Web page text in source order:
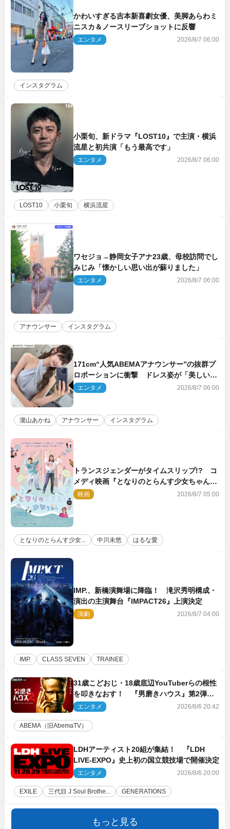
かわいすぎる吉本新喜劇女優、美脚あらわミ
ニスカ＆ノースリーブショットに反響
エンタメ 2026/8/7 06:00
インスタグラム
小栗旬、新ドラマ『LOST10』で主演・横浜
流星と初共演「もう最高です」
エンタメ 2026/8/7 06:00
LOST10 小栗旬 横浜流星
ワセジョ→静岡女子アナ23歳、母校訪問でし
みじみ「懐かしい思い出が蘇りました」
エンタメ 2026/8/7 06:00
アナウンサー インスタグラム
171cm“人気ABEMAアナウンサー”の抜群プ
ロポーションに衝撃 ドレス姿が「美しい」
「品がありすぎる」
エンタメ 2026/8/7 06:00
瀧山あかね アナウンサー インスタグラム
トランスジェンダーがタイムスリップ!? コ
メディ映画『となりのとらんす少女ちゃん』
11.7公開決定
映画 2026/8/7 05:00
となりのとらんす少女... 中川未悠 はるな愛
IMP.、新橋演舞場に降臨！ 滝沢秀明構成・
演出の主演舞台『IMPACT26』上演決定
演劇 2026/8/7 04:00
IMP. CLASS SEVEN TRAINEE
31歳こどおじ・18歳底辺YouTuberらの根性
を叩きなおす！ 『男磨きハウス』第2弾コ
ーチ陣発表
エンタメ 2026/8/6 20:42
ABEMA（旧AbemaTV）
LDHアーティスト20組が集結！ 『LDH
LIVE‐EXPO』史上初の国立競技場で開催決定
エンタメ 2026/8/6 20:00
EXILE 三代目 J Soul Brothe... GENERATIONS
もっと見る